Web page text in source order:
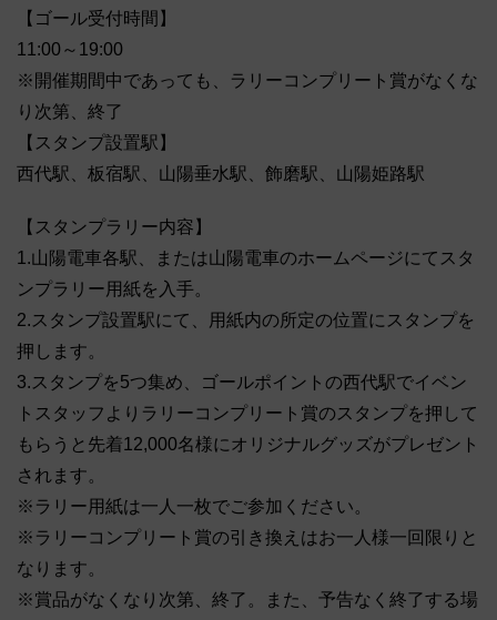
【ゴール受付時間】
11:00～19:00
※開催期間中であっても、ラリーコンプリート賞がなくな
り次第、終了
【スタンプ設置駅】
西代駅、板宿駅、山陽垂水駅、飾磨駅、山陽姫路駅
【スタンプラリー内容】
1.山陽電車各駅、または山陽電車のホームページにてスタ
ンプラリー用紙を入手。
2.スタンプ設置駅にて、用紙内の所定の位置にスタンプを
押します。
3.スタンプを5つ集め、ゴールポイントの西代駅でイベン
トスタッフよりラリーコンプリート賞のスタンプを押して
もらうと先着12,000名様にオリジナルグッズがプレゼント
されます。
※ラリー用紙は一人一枚でご参加ください。
※ラリーコンプリート賞の引き換えはお一人様一回限りと
なります。
※賞品がなくなり次第、終了。また、予告なく終了する場